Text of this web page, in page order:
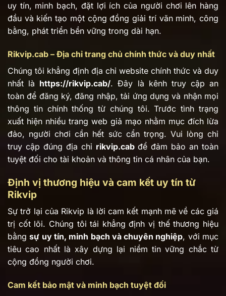
uy tín, minh bạch, đặt lợi ích của người chơi lên hàng
đầu và kiến tạo một cộng đồng giải trí văn minh, công
bằng, phát triển bền vững trong dài hạn.
Rikvip.cab – Địa chỉ trang chủ chính thức và duy nhất
Chúng tôi khẳng định địa chỉ website chính thức và duy
nhất là https://rikvip.cab/. Đây là kênh truy cập an
toàn để đăng ký, đăng nhập, tải ứng dụng và nhận mọi
thông tin chính thống từ chúng tôi. Trước tình trạng
xuất hiện nhiều trang web giả mạo nhằm mục đích lừa
đảo, người chơi cần hết sức cẩn trọng. Vui lòng chỉ
truy cập đúng địa chỉ rikvip.cabđể đảm bảo an toàn
tuyệt đối cho tài khoản và thông tin cá nhân của bạn.
Định vị thương hiệu và cam kết uy tín từ
Rikvip
Sự trở lại của Rikvip là lời cam kết mạnh mẽ về các giá
trị cốt lõi. Chúng tôi tái khẳng định vị thế thương hiệu
bằngsự uy tín, minh bạch và chuyên nghiệp, với mục
tiêu cao nhất là xây dựng lại niềm tin vững chắc từ
cộng đồng người chơi.
Cam kết bảo mật và minh bạch tuyệt đối